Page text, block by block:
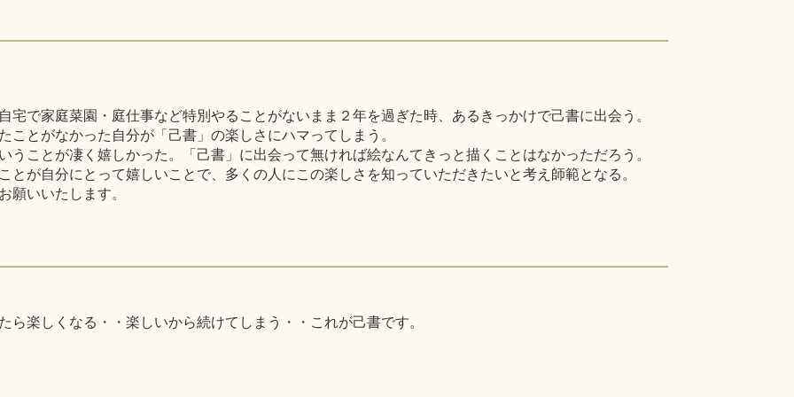
宅で家庭菜園・庭仕事など特別やることがないまま２年を過ぎた時、あるきっかけで己書に出会う。
とがなかった自分が「己書」の楽しさにハマってしまう。
うことが凄く嬉しかった。「己書」に出会って無ければ絵なんてきっと描くことはなかっただろう。
とが自分にとって嬉しいことで、多くの人にこの楽しさを知っていただきたいと考え師範となる。
いいたします。
楽しくなる・・楽しいから続けてしまう・・これが己書です。